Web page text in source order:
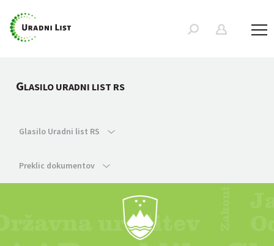
GLASILO URADNI LIST RS
Glasilo Uradni list RS
Preklic dokumentov